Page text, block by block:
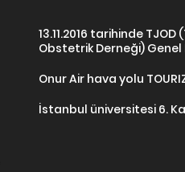
13.11.2016 tarihinde
Obstetrik Derneği) Genel
Onur Air hava yolu
İstanbul üniversitesi 6.